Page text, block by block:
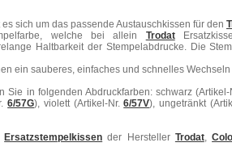
es sich um das passende Austauschkissen für den
welche bei allein Trodat
Haltbarkeit der Stempelabdrucke. Die
ein sauberes, einfaches und schnelles
Sie in folgenden Abdruckfarben: schwarz (Artikel-
6/57G), violett (Artikel-Nr.6/57V), ungetränkt
Ersatzstempelkissen der Hersteller Trodat,